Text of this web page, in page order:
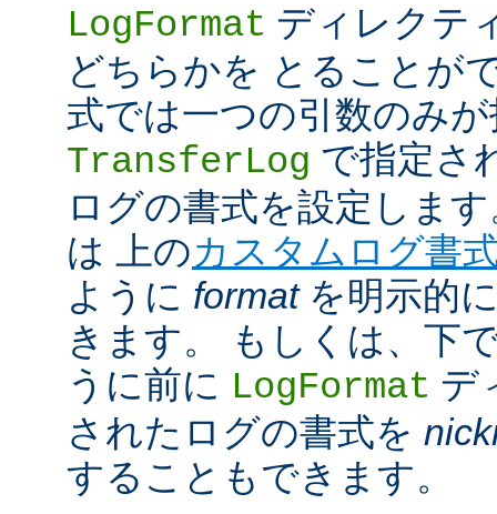
LogFormat ディレクテ
どちらかを とることが
式では一つの引数のみ
TransferLog で指定さ
ログの書式を設定しま
は 上のカスタムログ書
ように formatを明示的
きます。 もしくは、下
うに前に LogFormat デ
されたログの書式を
することもできます。